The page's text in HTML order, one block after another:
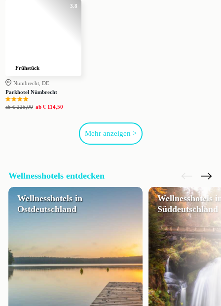
3.8
Frühstück
Nümbrecht, DE
Parkhotel Nümbrecht
ab € 225,00 ab € 114,50
Mehr anzeigen >
Wellnesshotels entdecken
Wellnesshotels in
Ostdeutschland
Wellnesshotels
Süddeutschland